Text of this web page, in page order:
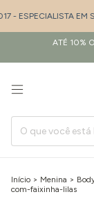
EM SAÍDA DE
ATÉ 10%
Início > Menina >
com-faixinha-lilas